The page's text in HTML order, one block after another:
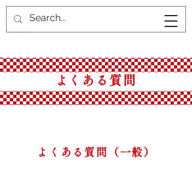
​よくある質問
よくある質問（一般）